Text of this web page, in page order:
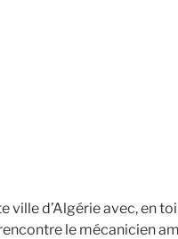
d’Algérie avec, en
le mécanicien